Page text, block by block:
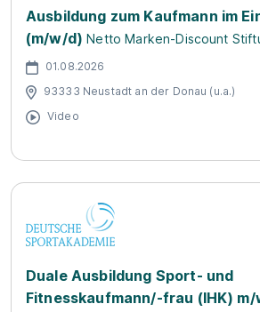
Ausbildung zum Kaufmann im
(m/w/d) Netto Marken-Discount
01.08.2026
93333 Neustadt an der Donau (u.a.)
Video
Duale Ausbildung Sport- und
Fitnesskaufmann/-frau (IHK) m/